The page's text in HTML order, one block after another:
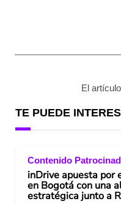
El
TE PUEDE
Contenido
inDrive apuesta por
en Bogotá con una
estratégica junto a